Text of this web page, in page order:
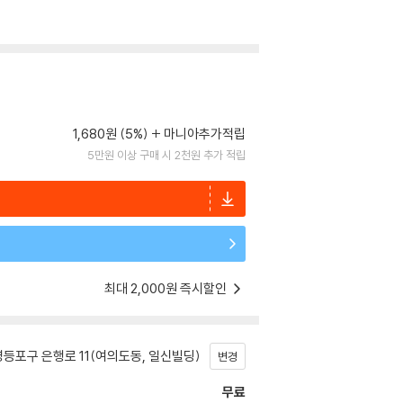
1,680원 (5%) 마니아추가적립
5만원 이상 구매 시 2천원 추가 적립
최대 2,000원 즉시할인
포구 은행로 11(여의도동, 일신빌딩) 변경
무료